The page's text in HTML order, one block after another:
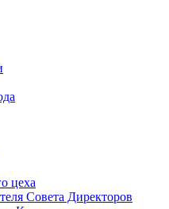
цеха
Совета Директоров